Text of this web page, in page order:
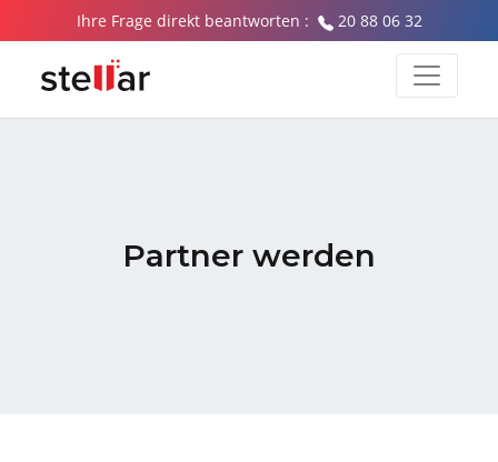
Ihre Frage direkt beantworten : 20 88 06 32
Partner werden